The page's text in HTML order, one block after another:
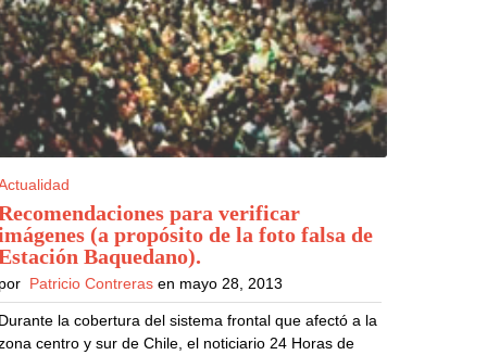
para verificar
(a propósito de la foto falsa de
Baquedano).
Patricio Contrerasen mayo 28, 2013
la cobertura del sistema frontal que afectó a la
centro y sur de Chile, el noticiario 24 Horas de